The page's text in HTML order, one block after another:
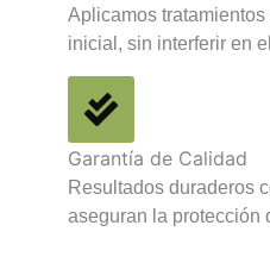
Aplicamos
inicial, sin interferir en
Garantía de Calidad
Resultados duraderos
aseguran la protección